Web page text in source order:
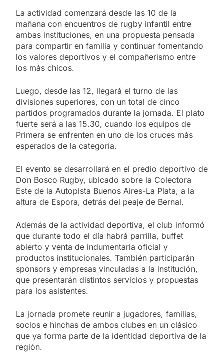
La actividad comenzará desde las 10 de la
mañana con encuentros de rugby infantil entre
ambas instituciones, en una propuesta pensada
para compartir en familia y continuar fomentando
los valores deportivos y el compañerismo entre
los más chicos.
Luego, desde las 12, llegará el turno de las
divisiones superiores, con un total de cinco
partidos programados durante la jornada. El plato
fuerte será a las 15.30, cuando los equipos de
Primera se enfrenten en uno de los cruces más
esperados de la categoría.
El evento se desarrollará en el predio deportivo de
Don Bosco Rugby, ubicado sobre la Colectora
Este de la Autopista Buenos Aires-La Plata, a la
altura de Espora, detrás del peaje de Bernal.
Además de la actividad deportiva, el club informó
que durante todo el día habrá parrilla, buffet
abierto y venta de indumentaria oficial y
productos institucionales. También participarán
sponsors y empresas vinculadas a la institución,
que presentarán distintos servicios y propuestas
para los asistentes.
La jornada promete reunir a jugadores, familias,
socios e hinchas de ambos clubes en un clásico
que ya forma parte de la identidad deportiva de la
región.